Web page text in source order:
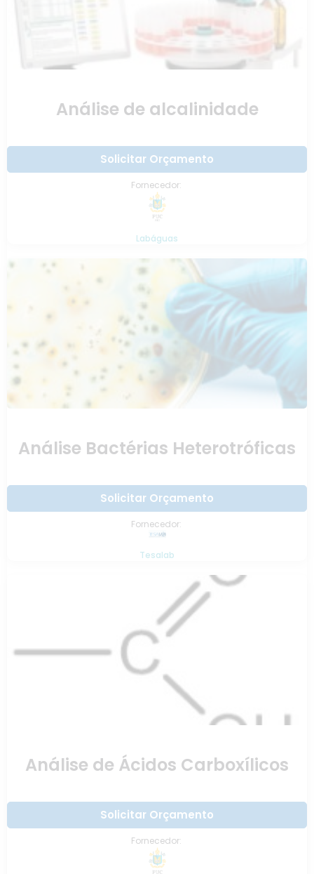
Análise de alcalinidade
Solicitar Orçamento
Fornecedor:
Labáguas
Análise Bactérias Heterotróficas
Solicitar Orçamento
Fornecedor:
Tesalab
Análise de Ácidos Carboxílicos
Solicitar Orçamento
Fornecedor: